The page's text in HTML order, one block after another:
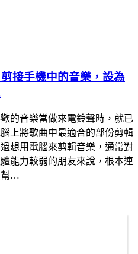
接手機中的音樂，設為
的音樂當做來電鈴聲時，就已
上將歌曲中最適合的部份剪輯
想用電腦來剪輯音樂，通常對
能力較弱的朋友來說，根本連
幫…